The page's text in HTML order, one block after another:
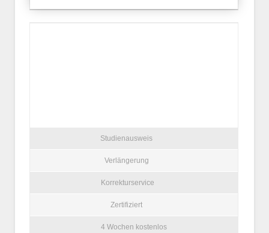
Studienausweis
Verlängerung
Korrekturservice
Zertifiziert
4 Wochen kostenlos